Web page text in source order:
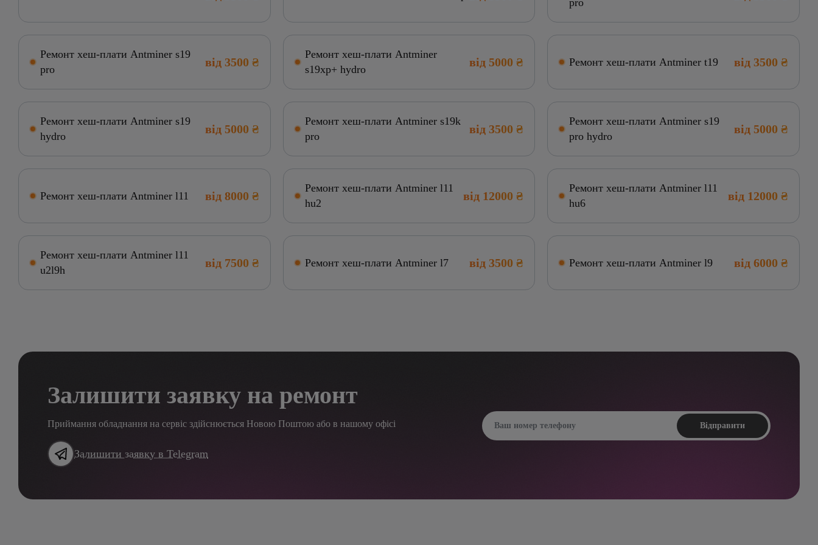
pro
Ремонт хеш-плати Antminer s19
pro
від 3500 ₴
Ремонт хеш-плати Antminer
s19xp+ hydro
від 5000 ₴ Ремонт хеш-плати Antminer t19 від 3500 ₴
Ремонт хеш-плати Antminer s19
hydro
від 5000 ₴
Ремонт хеш-плати Antminer s19k
pro
від 3500 ₴
Ремонт хеш-плати Antminer s19
pro hydro
від 5000 ₴
Ремонт хеш-плати Antminer l11 від 8000 ₴
Ремонт хеш-плати Antminer l11
hu2
від 12000 ₴
Ремонт хеш-плати Antminer l11
hu6
від 12000 ₴
Ремонт хеш-плати Antminer l11
u2l9h
від 7500 ₴ Ремонт хеш-плати Antminer l7 від 3500 ₴ Ремонт хеш-плати Antminer l9 від 6000 ₴
Залишити заявку на ремонт
Приймання обладнання на сервіс здійснюється Новою Поштою або в нашому офісі
Залишити заявку в Telegram